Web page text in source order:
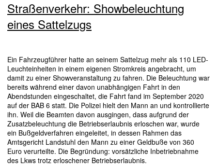
Straßenverkehr: Showbeleuchtung
eines Sattelzugs
Ein Fahrzeugführer hatte an seinem Sattelzug mehr als 110 LED-
Leuchteinheiten in einem eigenen Stromkreis angebracht, um
damit zu einer Showveranstaltung zu fahren. Die Beleuchtung war
bereits während einer davon unabhängigen Fahrt in den
Abendstunden eingeschaltet, die Fahrt fand im September 2020
auf der BAB 6 statt. Die Polizei hielt den Mann an und kontrollierte
ihn. Weil die Beamten davon ausgingen, dass aufgrund der
Zusatzbeleuchtung die Betriebserlaubnis erloschen war, wurde
ein Bußgeldverfahren eingeleitet, in dessen Rahmen das
Amtsgericht Landstuhl den Mann zu einer Geldbuße von 360
Euro verurteilte. Die Begründung: vorsätzliche Inbetriebnahme
des Lkws trotz erloschener Betriebserlaubnis.